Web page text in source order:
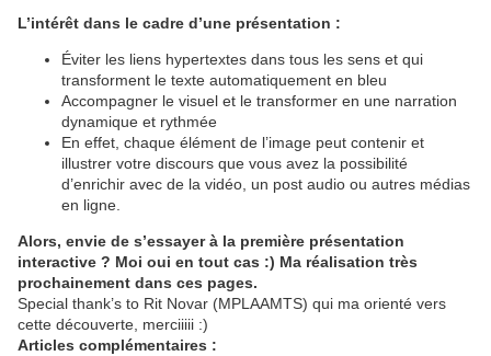
L’intérêt dans le cadre d’une présentation :
Éviter les liens hypertextes dans tous les sens et qui
transforment le texte automatiquement en bleu
Accompagner le visuel et le transformer en une narration
dynamique et rythmée
En effet, chaque élément de l’image peut contenir et
illustrer votre discours que vous avez la possibilité
d’enrichir avec de la vidéo, un post audio ou autres médias
en ligne.
Alors, envie de s’essayer à la première présentation
interactive ? Moi oui en tout cas :) Ma réalisation très
prochainement dans ces pages.
Special thank’s to Rit Novar (MPLAAMTS) qui ma orienté vers
cette découverte, merciiiii :)
Articles complémentaires :